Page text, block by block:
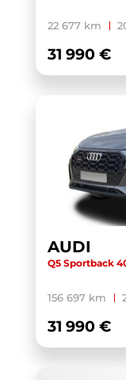
YARIS CROSS
22 677 km
31 990 €
AUDI
Q5 Sportback
156 697 km
31 990 €